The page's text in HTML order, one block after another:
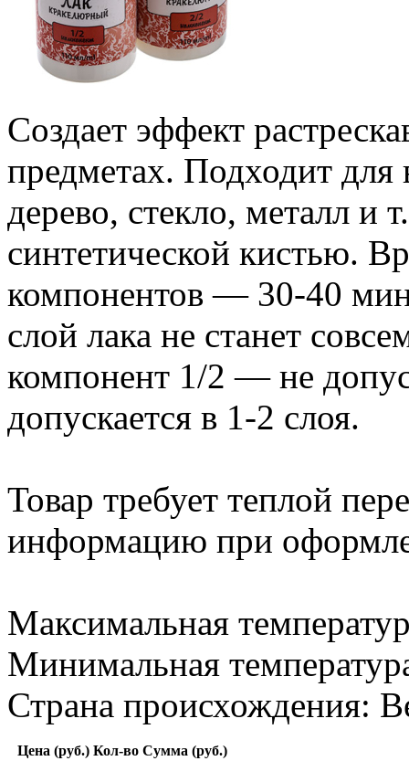
Создает эффект
предметах. Подходит для
дерево, стекло, металл и
синтетической кистью.
компонентов — 30-40
слой лака не станет
компонент 1/2 — не
допускается в 1-2 слоя.
Товар требует теплой
информацию при
Максимальная
Минимальная
Страна происхождения:
Цена (руб.) Кол-во Сумма (руб.)